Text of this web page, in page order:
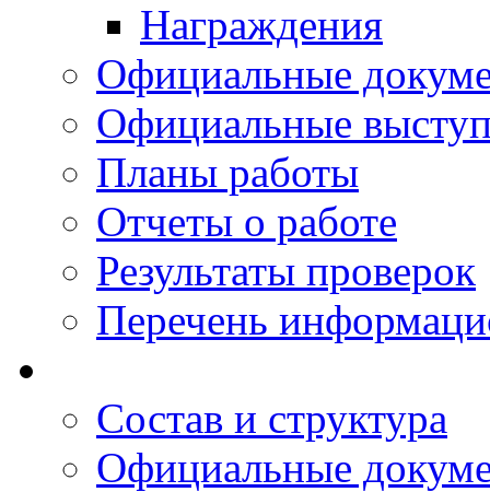
Награждения
Официальные
Официальные
Планы работы
Отчеты о работе
Результаты проверок
Перечень
Состав и структура
Официальные